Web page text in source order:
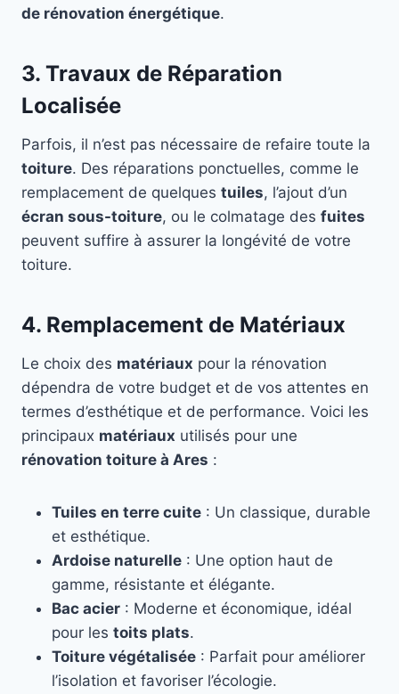
de rénovation énergétique.
3. Travaux de Réparation
Localisée
Parfois, il n’est pas nécessaire de refaire toute la
toiture. Des réparations ponctuelles, comme le
remplacement de quelques tuiles, l’ajout d’un
écran sous-toiture, ou le colmatage des fuites
peuvent suffire à assurer la longévité de votre
toiture.
4. Remplacement de Matériaux
Le choix des matériaux pour la rénovation
dépendra de votre budget et de vos attentes en
termes d’esthétique et de performance. Voici les
principaux matériaux utilisés pour une
rénovation toiture à Ares :
Tuiles en terre cuite : Un classique, durable
et esthétique.
Ardoise naturelle : Une option haut de
gamme, résistante et élégante.
Bac acier : Moderne et économique, idéal
pour les toits plats.
Toiture végétalisée : Parfait pour améliorer
l’isolation et favoriser l’écologie.